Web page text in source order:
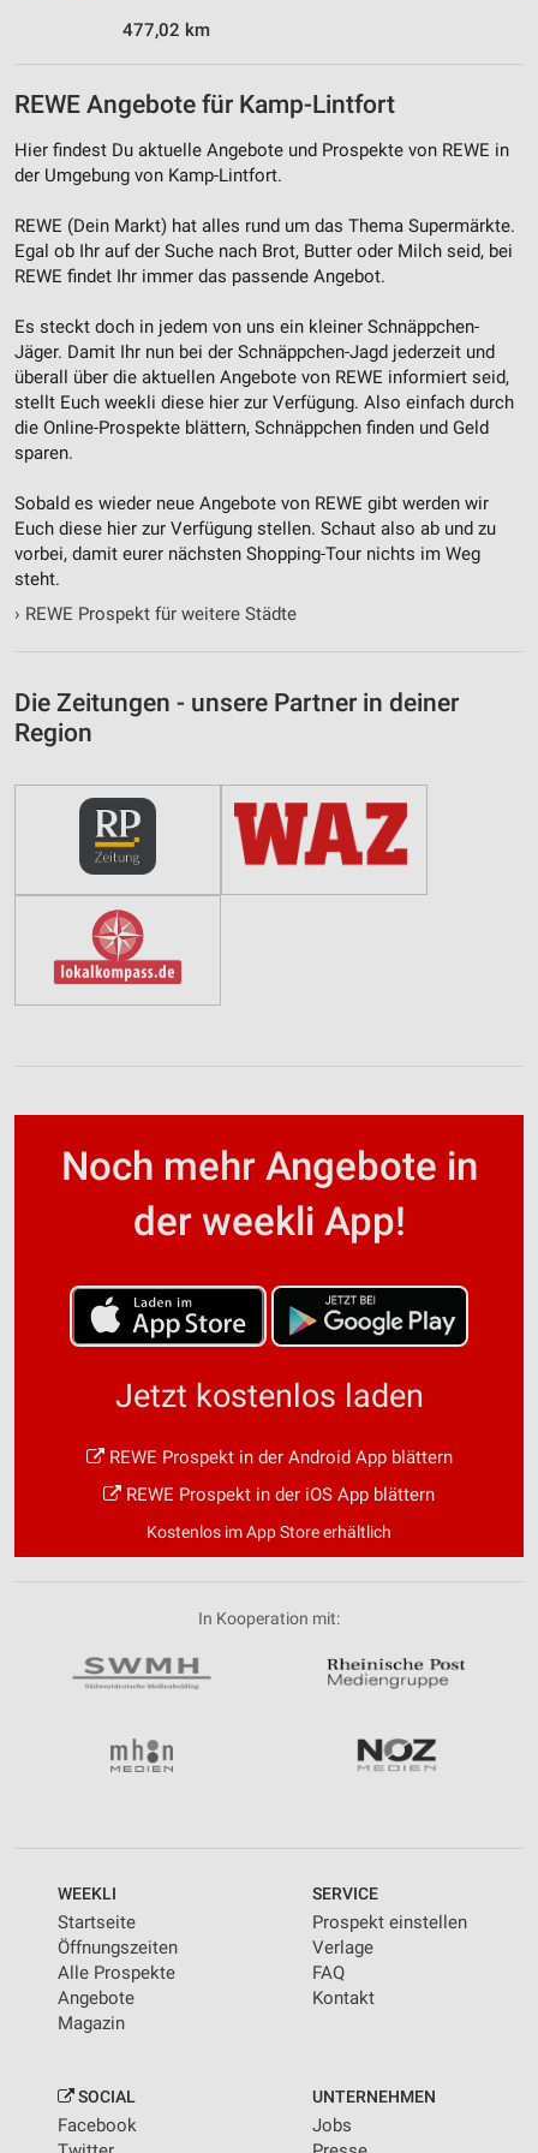
477,02 km
REWE Angebote für Kamp-Lintfort
Hier findest Du aktuelle Angebote und Prospekte von REWE in
der Umgebung von Kamp-Lintfort.
REWE (Dein Markt) hat alles rund um das Thema Supermärkte.
Egal ob Ihr auf der Suche nach Brot, Butter oder Milch seid, bei
REWE findet Ihr immer das passende Angebot.
Es steckt doch in jedem von uns ein kleiner Schnäppchen-
Jäger. Damit Ihr nun bei der Schnäppchen-Jagd jederzeit und
überall über die aktuellen Angebote von REWE informiert seid,
stellt Euch weekli diese hier zur Verfügung. Also einfach durch
die Online-Prospekte blättern, Schnäppchen finden und Geld
sparen.
Sobald es wieder neue Angebote von REWE gibt werden wir
Euch diese hier zur Verfügung stellen. Schaut also ab und zu
vorbei, damit eurer nächsten Shopping-Tour nichts im Weg
steht.
› REWE Prospekt für weitere Städte
Die Zeitungen - unsere Partner in deiner
Region
Noch mehr Angebote in
der weekli App!
Jetzt kostenlos laden
REWE Prospekt in der Android App blättern
REWE Prospekt in der iOS App blättern
Kostenlos im App Store erhältlich
In Kooperation mit:
WEEKLI
Startseite
Öffnungszeiten
Alle Prospekte
Angebote
Magazin
SERVICE
Prospekt einstellen
Verlage
FAQ
Kontakt
SOCIAL
Facebook
UNTERNEHMEN
Jobs